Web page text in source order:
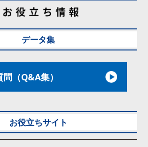
データ集
問（Q&A集）
お役立ちサイト